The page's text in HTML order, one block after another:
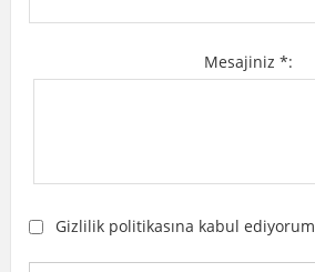
Mesajiniz *:
Gizlilik politikasına kabul ediyorum